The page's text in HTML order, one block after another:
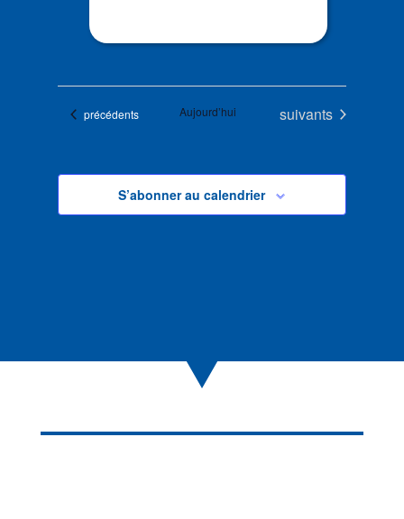
Évènements
précédents Aujourd’hui Évènements
suivants
S’abonner au calendrier